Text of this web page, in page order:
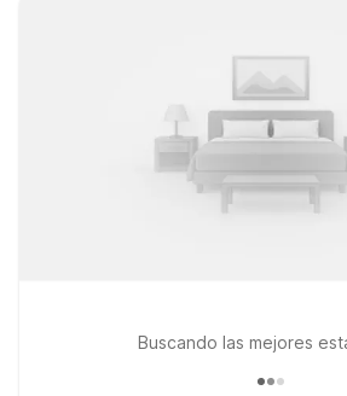
Buscando las mejores